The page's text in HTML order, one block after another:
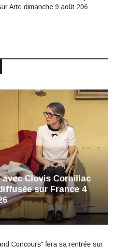
Arte dimanche 9 août 206
Clovis Cornillac
sur France 4
Concours" fera sa rentrée sur